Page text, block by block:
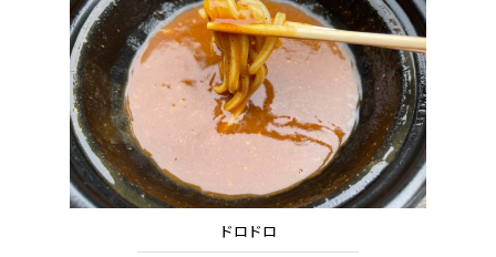
ドロドロ